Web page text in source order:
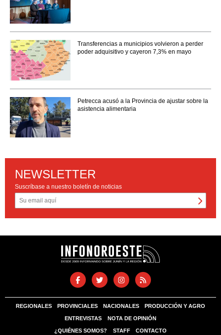
Transferencias a municipios volvieron a perder
poder adquisitivo y cayeron 7,3% en mayo
Petrecca acusó a la Provincia de ajustar sobre la
asistencia alimentaria
NEWSLETTER
Suscríbase a nuestro boletín de noticias
REGIONALES PROVINCIALES NACIONALES PRODUCCIÓN Y AGRO
ENTREVISTAS NOTA DE OPINIÓN
¿QUIÉNES SOMOS? STAFF CONTACTO